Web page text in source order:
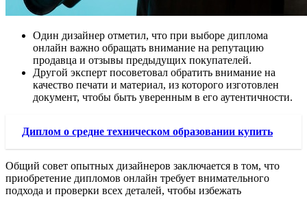
Один дизайнер отметил, что при выборе диплома
онлайн важно обращать внимание на репутацию
продавца и отзывы предыдущих покупателей.
Другой эксперт посоветовал обратить внимание на
качество печати и материал, из которого изготовлен
документ, чтобы быть уверенным в его аутентичности.
Диплом о средне техническом образовании купить
Общий совет опытных дизайнеров заключается в том, что
приобретение дипломов онлайн требует внимательного
подхода и проверки всех деталей, чтобы избежать